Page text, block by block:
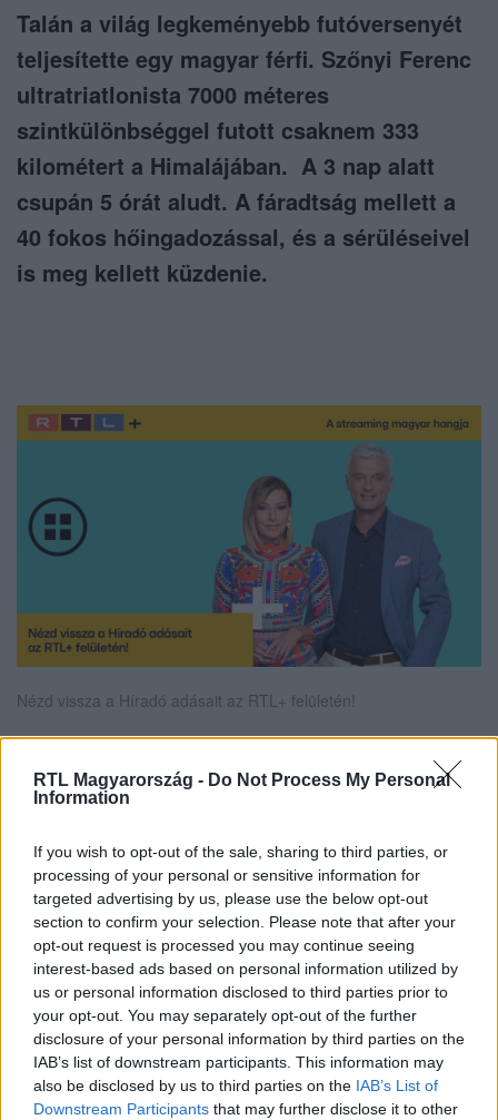
RTL Magyarország - Do Not Process My Personal
Information
If you wish to opt-out of the sale, sharing to third parties, or
processing of your personal or sensitive information for
targeted advertising by us, please use the below opt-out
section to confirm your selection. Please note that after your
opt-out request is processed you may continue seeing
interest-based ads based on personal information utilized by
us or personal information disclosed to third parties prior to
your opt-out. You may separately opt-out of the further
disclosure of your personal information by third parties on the
IAB’s list of downstream participants. This information may
also be disclosed by us to third parties on the IAB’s List of
Downstream Participants that may further disclose it to other
Talán a világ legkeményebb futóversenyét
teljesítette egy magyar férfi. Szőnyi Ferenc
ultratriatlonista 7000 méteres
szintkülönbséggel futott csaknem 333
kilométert a Himalájában. A 3 nap alatt
csupán 5 órát aludt. A fáradtság mellett a
40 fokos hőingadozással, és a sérüléseivel
is meg kellett küzdenie.
Nézd vissza a Híradó adásait az RTL+ felületén!
Itt állítsd be, hogy az RTL.hu az elsők között
Kövess minket, és értesülj a friss hírekről a